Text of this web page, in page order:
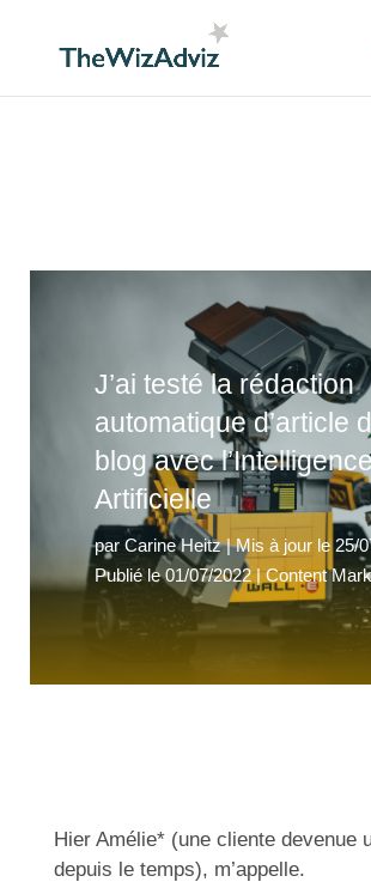
J’ai testé la rédaction
automatique d’article
blog avec
Artificielle
parCarine Heitz|Mis à jour le 25/
Publié le 01/07/2022|Content
Hier Amélie* (une cliente devenue
depuis le temps), m’appelle.